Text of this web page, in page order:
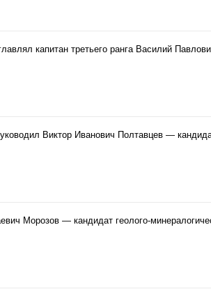
капитан третьего ранга Василий
Виктор Иванович Полтавцев —
Морозов — кандидат геолого-